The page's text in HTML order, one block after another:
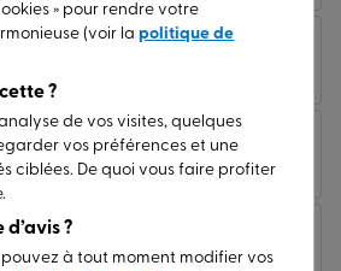
Gris quartz granite mat
mat
mat
» pour rendre votre
(voir lapolitique de
?
de vos visites, quelques
vos préférences et une
ciblées. De quoi vous faire profiter
d’avis ?
à tout moment modifier vos